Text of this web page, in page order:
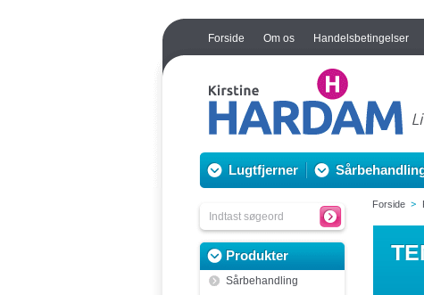
Forside Om os Handelsbetingelser
Lugtfjerner
Produkter
Sårbehandling
Forside